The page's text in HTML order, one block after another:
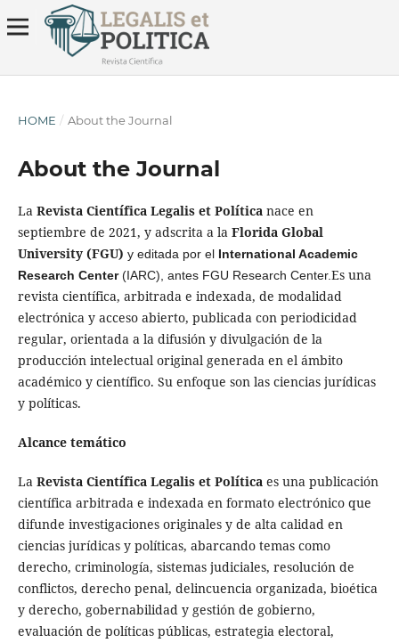
HOME / About the Journal
About the Journal
La Revista Científica Legalis et Políticanace en
septiembre de 2021, y adscrita a la Florida Global
University (FGU) y editada por el International Academic
Research Center(IARC), antes FGU Research Center.Es una
revista científica, arbitrada e indexada, de modalidad
electrónica y acceso abierto, publicada con periodicidad
regular, orientada a la difusión y divulgación de la
producción intelectual original generada en el ámbito
académico y científico. Su enfoque son las ciencias jurídicas
y políticas.
Alcance temático
La Revista Científica Legalis et Políticaes una publicación
científica arbitrada e indexada en formato electrónico que
difunde investigaciones originales y de alta calidad en
ciencias jurídicas y políticas, abarcando temas como
derecho, criminología, sistemas judiciales, resolución de
conflictos, derecho penal, delincuencia organizada, bioética
y derecho, gobernabilidad y gestión de gobierno,
evaluación de políticas públicas, estrategia electoral,